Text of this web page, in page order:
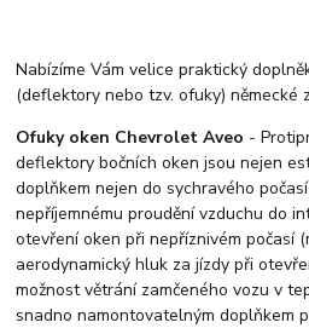
Nabízíme Vám velice praktický
(deflektory nebo tzv. ofuky) německé
Ofuky oken Chevrolet Aveo -
deflektory bočních oken jsou nejen
doplňkem nejen do sychravého
nepříjemnému proudění vzduchu do
otevření oken při nepříznivém počasí
aerodynamický hluk za jízdy při
možnost větrání zamčeného vozu v
snadno namontovatelným doplňkem